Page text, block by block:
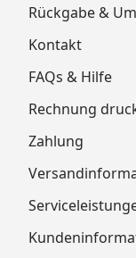
Rückgabe &
Kontakt
FAQs & Hilfe
Rechnung
Zahlung